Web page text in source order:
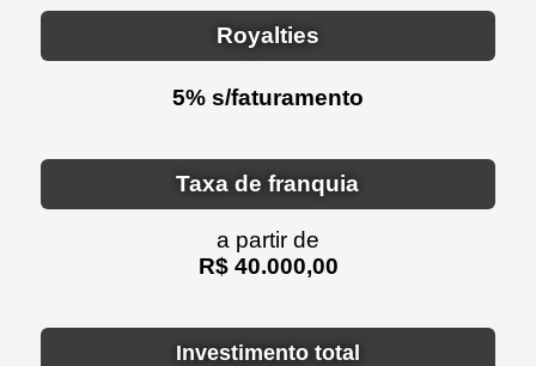
Royalties
5% s/faturamento
Taxa de franquia
a partir de
R$ 40.000,00
Investimento total